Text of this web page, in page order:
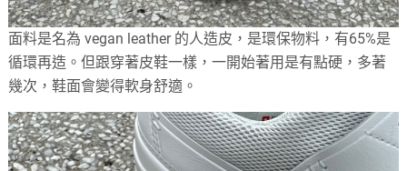
面料是名為 vegan leather 的人造皮，是環保物料，有65%是
循環再造。但跟穿著皮鞋一樣，一開始著用是有點硬，多著
幾次，鞋面會變得軟身舒適。